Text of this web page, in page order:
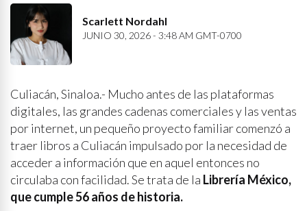
Scarlett Nordahl
JUNIO 30, 2026 - 3:48 AM GMT-0700
Culiacán, Sinaloa.- Mucho antes de las plataformas
digitales, las grandes cadenas comerciales y las ventas
por internet, un pequeño proyecto familiar comenzó a
traer libros a Culiacán impulsado por la necesidad de
acceder a información que en aquel entonces no
circulaba con facilidad. Se trata de la Librería México,
que cumple 56 años de historia.